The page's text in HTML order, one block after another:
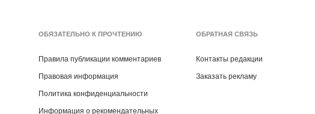
ОБЯЗАТЕЛЬНО К ПРОЧТЕНИЮ
Правила публикации комментариев
Правовая информация
Политика конфиденциальности
Информация о рекомендательных
ОБРАТНАЯ СВЯЗЬ
Контакты редакции
Заказать рекламу